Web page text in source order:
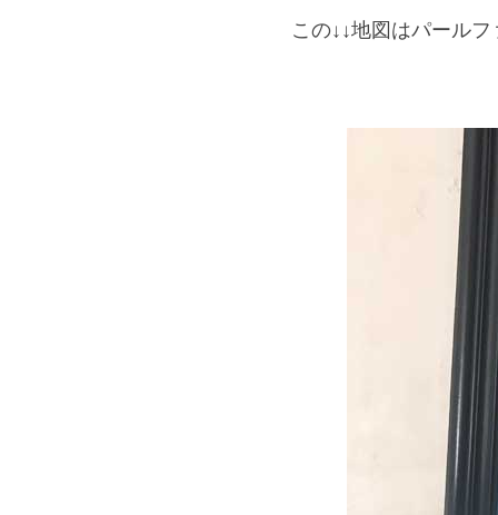
この↓↓地図はパール